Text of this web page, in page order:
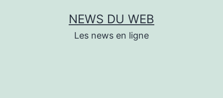
NEWS DU WEB
Les news en ligne